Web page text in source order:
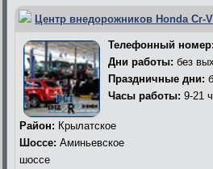
Центр внедорожников Honda Cr-
Телефонный номер:
Дни работы: без
Праздничные дни:
Часы работы: 9-21
Район: Крылатское
Шоссе: Аминьевское
шоссе